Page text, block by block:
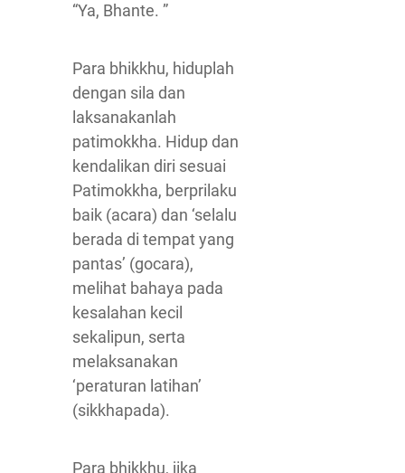
“Ya, Bhante. ”
Para bhikkhu, hiduplah
dengan sila dan
laksanakanlah
patimokkha. Hidup dan
kendalikan diri sesuai
Patimokkha, berprilaku
baik (acara) dan ‘selalu
berada di tempat yang
pantas’ (gocara),
melihat bahaya pada
kesalahan kecil
sekalipun, serta
melaksanakan
‘peraturan latihan’
(sikkhapada).
Para bhikkhu, jika